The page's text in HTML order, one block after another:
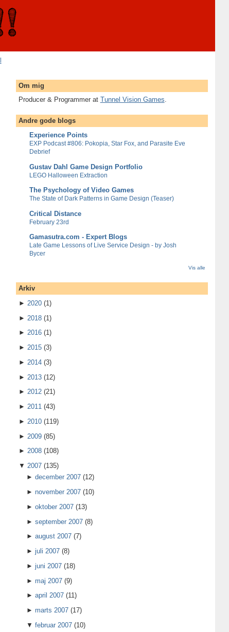
Om mig
Producer & Programmer at Tunnel Vision Games
Andre gode blogs
Experience Points
EXP Podcast #806: Pokopia, Star Fox, and Parasite Eve
Debrief
Gustav Dahl Game Design Portfolio
LEGO Halloween Extraction
The Psychology of Video Games
The State of Dark Patterns in Game Design (Teaser)
Critical Distance
February 23rd
Gamasutra.com - Expert Blogs
Late Game Lessons of Live Service Design - by Josh
Bycer
Vis alle
Arkiv
► 2020 (1)
► 2018 (1)
► 2016 (1)
► 2015 (3)
► 2014 (3)
► 2013 (12)
► 2012 (21)
► 2011 (43)
► 2010 (119)
► 2009 (85)
► 2008 (108)
▼ 2007 (135)
►december 2007 (12)
►november 2007 (10)
►oktober 2007 (13)
►september 2007 (8)
►august 2007 (7)
►juli 2007 (8)
►juni 2007 (18)
►maj 2007 (9)
►april 2007 (11)
►marts 2007 (17)
▼februar 2007 (10)